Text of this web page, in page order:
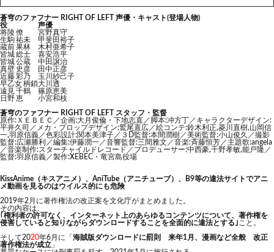
蒼穹のファフナー RIGHT OF LEFT 声優・キャスト(登場人物)
役
声優
将陵 僚
宮野真守
生駒 祐未
甲斐田裕子
蔵前 果林
木村亜希子
皆城 総士
喜安浩平
皆城 公蔵
中田譲治
真壁 史彦
田中正彦
近藤 彩乃
玉川紗己子
早乙女 柄鎖大川透
遠見 千鶴
篠原恵美
日野 恵
小宮和枝
蒼穹のファフナー RIGHT OF LEFT スタッフ・監督
原作:ＸＥＢＥＣ／企画:大月俊倫・下地志直／脚本:冲方丁／キャラクターデザイン:
平井久司／メカ・プロップデザイン:鷲尾直広／絵コンテ:鈴木利正,菱川直樹,山岡信
一,羽原信義／色彩設計:関本美津子／３D監督:本間潤樹／美術監督:小山俊久／撮影
監督:広瀬勝利／編集:伊藤潤一／音響監督:三間雅文／音楽:斉藤恒芳／主題歌:angela
／音楽制作:スターチャイルドレコード／プロデューサー:中西豪,千野孝敏,能戸隆／
監督:羽原信義／製作:XEBEC・竜宮島役場
KissAnime（キスアニメ）、AniTube（アニチューブ）、B9等の違法サイトでアニ
メ動画を見るのはウイルス的にも危険
2019年2月に著作権法の改正案を文化庁がまとめました。
その内容は、
｢権利者の許可なく、インターネット上のあらゆるコンテンツについて、著作権を
侵害していると知りながらダウンロードすることを全面的に違法とする｣ こと。
そして2020年6月に「 海賊版ダウンロードに罰則 来年1月、漫画など全般 改正
著作権法が成立 」